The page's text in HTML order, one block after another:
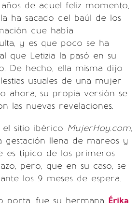
de aquel feliz momento,
ha sacado del baúl de los
que había
y es que poco se ha
que Letizia la pasó en su
De hecho, ella misma dijo
usuales de una mujer
ahora, su propia versión se
las nuevas revelaciones.
sitio ibérico MujerHoy.com,
gestación llena de mareos y
es típico de los primeros
pero, que en su caso, se
los 9 meses de espera.
porta, fue su hermana Érika